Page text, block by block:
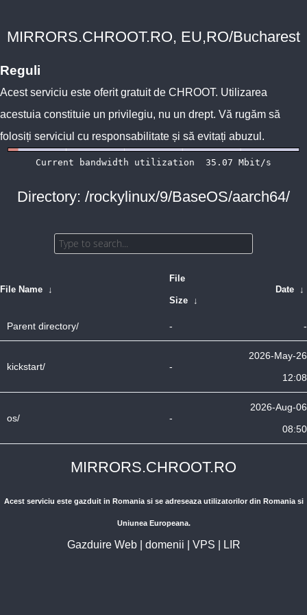
MIRRORS.CHROOT.RO, EU,RO/Bucharest
Reguli
Acest serviciu este oferit gratuit de CHROOT. Utilizarea
acestuia constituie un privilegiu, nu un drept. Vă rugăm să
folosiți serviciul cu responsabilitate și să evitați abuzul.
Directory: /rockylinux/9/BaseOS/aarch64/
File Name ↓
File
Size ↓
Date ↓
Parent directory/ - -
kickstart/ -
2026-May-26
12:08
os/ -
2026-Aug-06
08:50
MIRRORS.CHROOT.RO
Acest serviciu este gazduit in Romania si se adreseaza utilizatorilor din Romania si
Uniunea Europeana.
Gazduire Web| domenii VPS LIR